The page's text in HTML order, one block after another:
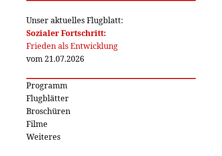
Unser aktuelles Flugblatt:
Sozialer Fortschritt:
Frieden als Entwicklung
vom 21.07.2026
Programm
Flugblätter
Broschüren
Filme
Weiteres